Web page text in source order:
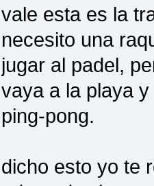
vale esta es la
necesito una
jugar al padel,
vaya a la playa
ping-pong.
dicho esto yo te